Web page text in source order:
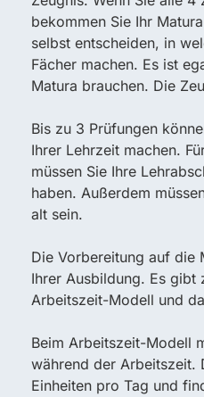
bekommen Sie Ihr
selbst entscheiden, in
Fächer machen. Es ist
Matura brauchen. Die
Bis zu 3 Prüfungen
Ihrer Lehrzeit machen.
müssen Sie Ihre
haben. Außerdem
alt sein.
Die Vorbereitung auf die
Ihrer Ausbildung. Es gibt
Arbeitszeit-Modell und
Beim Arbeitszeit-Modell
während der Arbeitszeit.
Einheiten pro Tag und